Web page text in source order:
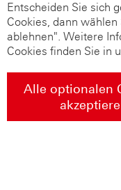
Entscheiden Sie sich
Cookies, dann
ablehnen". Weitere
Cookies finden Sie in
Alle optionalen